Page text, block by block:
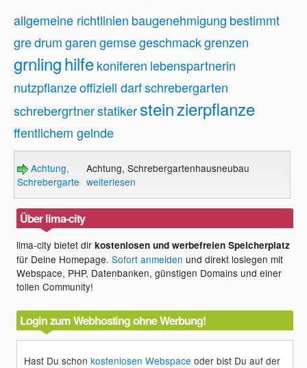
allgemeine richtlinien baugenehmigung bestimmt
gredrumgarengemsegeschmackgrenzen
grnlinghilfekoniferen lebenspartnerin
nutzpflanzeoffiziell darfschrebergarten
schrebergrtnerstatikersteinzierpflanze
ffentlichem gelnde
Achtung,
Schrebergartenhausneubau
Achtung, Schrebergartenhausneubau
weiterlesen
Über lima-city
lima-city bietet dirkostenlosen und werbefreien Speicherplatz
für Deine Homepage.Sofort anmelden und direkt loslegen mit
Webspace, PHP, Datenbanken, günstigen Domains und einer
tollen Community!
Login zum Webhosting ohne Werbung!
Hast Du schonkostenlosen Webspace oder bist Du auf der